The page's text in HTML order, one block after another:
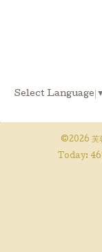
Select Language
©2026 芙
Today: